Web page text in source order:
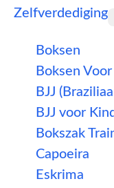
Zelfverdediging
Boksen
Boksen
BJJ
BJJ voor
Bokszak
Capoeira
Eskrima